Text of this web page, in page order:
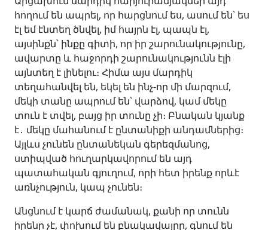
հողում են ապրել, որ հարցնում ես, ասում են՝ ես
էլ եմ էնտեղ ծնվել, իմ հայրն էլ, պապն էլ,
այսինքն՝ ինքը գիտի, որ իր շարունակությունը,
ավարտը և հաջորդի շարունակությունն էլի
այնտեղ է լինելու։ Հիմա այս մարդիկ
տեղահանվել են, եկել են ինչ-որ մի մարզում,
մեկի տանը ապրում են՝ վարձով, կամ մեկը
տուն է տվել, բայց իր տունը չի։ Բնական կյանք
է․ մեկը մահանում է ընտանիքի անդամներից։
Այլևս չունեն ընտանեկան գերեզմանոց,
ստիպված հուղարկավորում են այդ
պատահական գյուղում, որի հետ իրենք որևէ
առնչություն, կապ չունեն։
Անցնում է կարճ ժամանակ, քանի որ տունն
իրենը չէ, փոխում են բնակավայրը, գնում են